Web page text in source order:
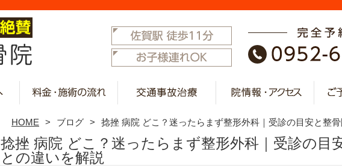
HOME ブログ 捻挫 病院 どこ？迷ったらまず整形外科｜受診の目安と整
捻挫 病院 どこ？迷ったらまず整形外科｜受診の目
との違いを解説